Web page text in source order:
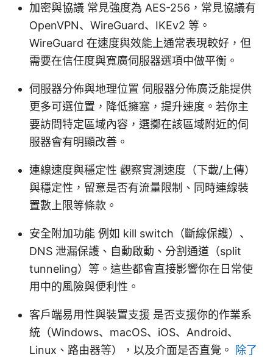
加密與協議 常見強度為 AES-256，常見協議有
OpenVPN、WireGuard、IKEv2 等。
WireGuard 在速度與效能上通常表現較好，但
需要在信任度與寬廣伺服器選項中做平衡。
伺服器分佈與地理位置 伺服器分佈廣泛能提供
更多可選位置，降低擁塞，提升速度。若你主
要訪問特定區域內容，選擲在該區域附近的伺
服器會有明顯改善。
連線速度與穩定性 觀察實測速度（下載/上傳）
與穩定性，留意是否有流量限制、同時連線裝
置數上限等條款。
安全附加功能 例如 kill switch（斷線保護）、
DNS 泄漏保護、自動啟動、分割通道（split
tunneling）等。這些都會直接影響你在日常使
用中的風險與便利性。
客戶端易用性與裝置支援 是否支援你的作業系
統（Windows、macOS、iOS、Android、
Linux、路由器等），以及介面是否直覺。 除了